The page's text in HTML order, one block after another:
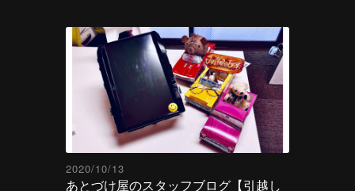
2020/10/13
あとづけ屋のスタッフブログ【引越し